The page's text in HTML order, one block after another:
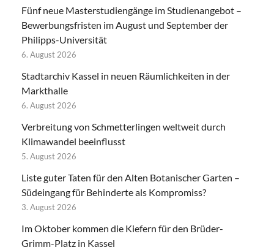
Fünf neue Masterstudiengänge im Studienangebot –
Bewerbungsfristen im August und September der
Philipps-Universität
6. August 2026
Stadtarchiv Kassel in neuen Räumlichkeiten in der
Markthalle
6. August 2026
Verbreitung von Schmetterlingen weltweit durch
Klimawandel beeinflusst
5. August 2026
Liste guter Taten für den Alten Botanischer Garten –
Südeingang für Behinderte als Kompromiss?
3. August 2026
Im Oktober kommen die Kiefern für den Brüder-
Grimm-Platz in Kassel